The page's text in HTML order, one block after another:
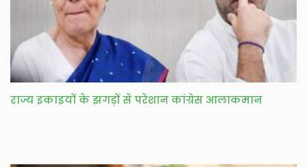
राज्य इकाइयों के झगड़ों से परेशान कांग्रेस आलाकमान